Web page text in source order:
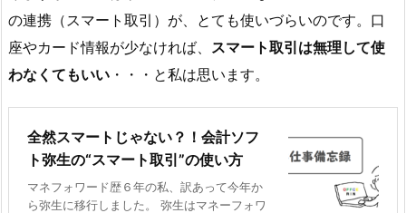
の連携（スマート取引）が、とても使いづらいのです。口
座やカード情報が少なければ、 スマート取引は無理して使
わなくてもいい ・・・と私は思います。
全然スマートじゃない？！会計ソフ
ト弥生の“スマート取引”の使い方
マネフォワード歴６年の私、訳あって今年か
ら弥生に移行しました。 弥生はマネーフォワ